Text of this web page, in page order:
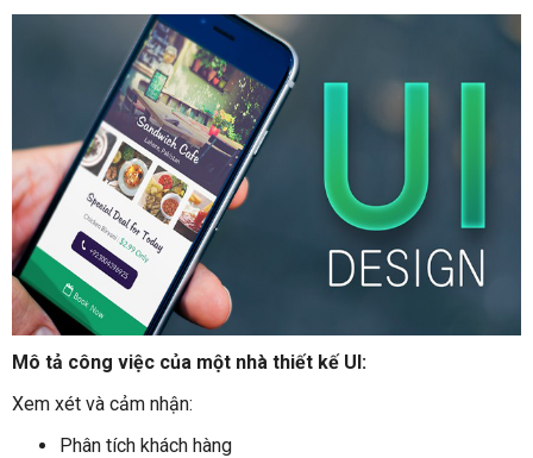
Mô tả công việc của một nhà thiết kế UI:
Xem xét và cảm nhận:
Phân tích khách hàng